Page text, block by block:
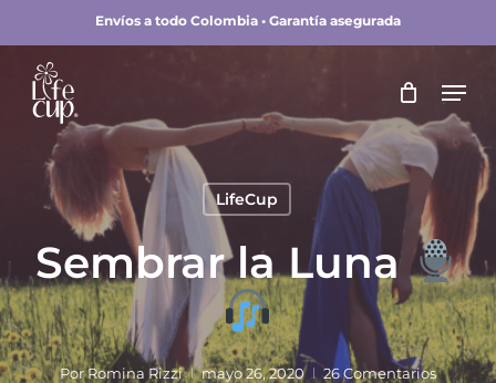
main
content
Envíos a todo Colombia • Garantía asegurada
LifeCup
Sembrar la Luna
PorRomina Rizzi mayo 26, 2020 26 Comentarios
Menu